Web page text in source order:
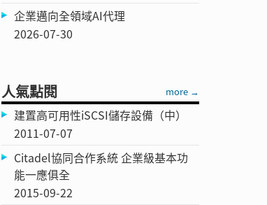
企業邁向全領域AI代理
2026-07-30
人氣點閱 more →
建置高可用性iSCSI儲存設備（中）
2011-07-07
Citadel協同合作系統 企業級基本功
能一應俱全
2015-09-22